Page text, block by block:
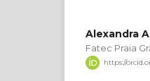
Alexandra
Fatec Praia
https://